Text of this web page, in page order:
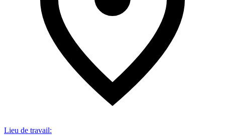
Lieu de travail: